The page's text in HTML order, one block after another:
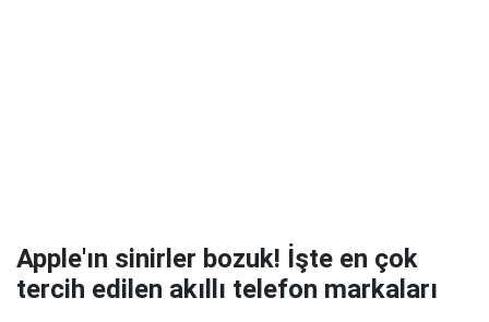
Apple'ın sinirler bozuk! İşte en çok
tercih edilen akıllı telefon markaları